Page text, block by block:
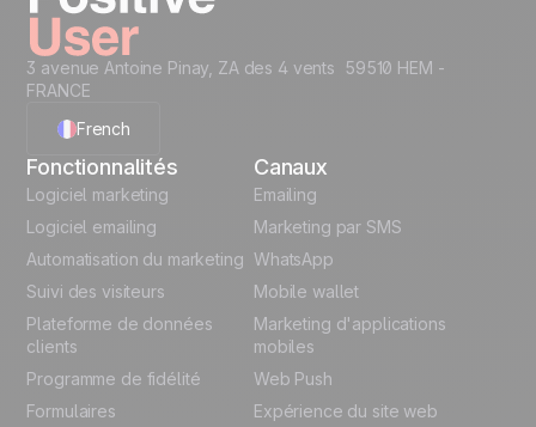
3 avenue Antoine Pinay, ZA des 4 vents 59510 HEM -
FRANCE
French
English
German
Italian
Fonctionnalités
Logiciel marketing
Logiciel emailing
Automatisation du marketing
Suivi des visiteurs
Plateforme de données
clients
Programme de fidélité
Formulaires
Canaux
Emailing
Marketing par SMS
WhatsApp
Mobile wallet
Marketing d'applications
mobiles
Web Push
Expérience du site web